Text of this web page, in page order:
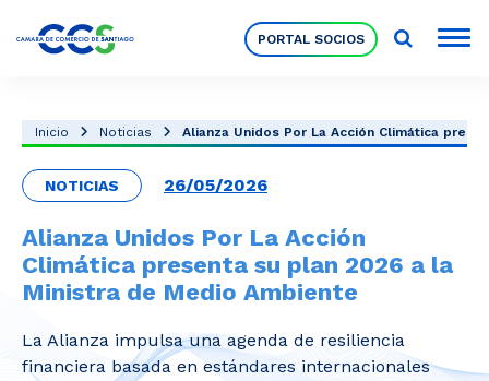
PORTAL SOCIOS
Nuestra Institución
Pilares Estratégicos
Comités de Trabajo
Inicio Noticias Alianza Unidos Por La Acción Climática
NOTICIAS 26/05/2026
Alianza Unidos Por La Acción
Climática presenta su plan 2026 a la
Ministra de Medio Ambiente
La Alianza impulsa una agenda de resiliencia
financiera basada en estándares internacionales